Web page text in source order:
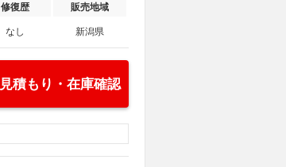
修復歴 販売地域
なし 新潟県
見積もり・在庫確認